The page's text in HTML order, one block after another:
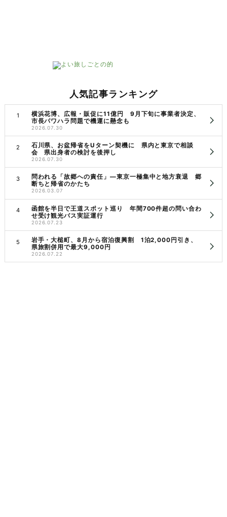
人気記事ランキング
横浜花博、広報・販促に11億円 9月下旬に事業者決定、
市長パワハラ問題で機運に懸念も
2026.07.30
石川県、お盆帰省をUターン契機に 県内と東京で相談
会 県出身者の検討を後押し
2026.07.30
問われる「故郷への責任」―東京一極集中と地方衰退 郷
断ちと帰省のかたち
2026.03.07
函館を半日で王道スポット巡り 年間700件超の問い合わ
せ受け観光バス実証運行
2026.07.23
岩手・大槌町、8月から宿泊復興割 1泊2,000円引き、
県旅割併用で最大9,000円
2026.07.22